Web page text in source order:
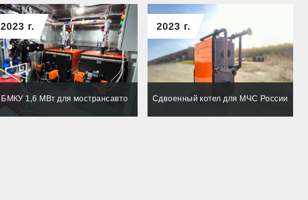
2023 г.
БМКУ 1,6 МВт для мострансавто
2023 г.
Cдвоенный котел для МЧС России